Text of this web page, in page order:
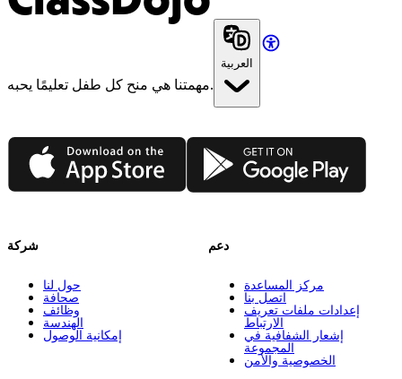
مهمتنا هي منح كل طفل تعليمًا يحبه.
العربية
App Store Google Play
شركة
حول لنا
صحافة
وظائف
الهندسة
إمكانية الوصول
دعم
مركز المساعدة
اتصل بنا
إعدادات ملفات تعريف
الارتباط
إشعار الشفافية في
المجموعة
الخصوصية والأمن